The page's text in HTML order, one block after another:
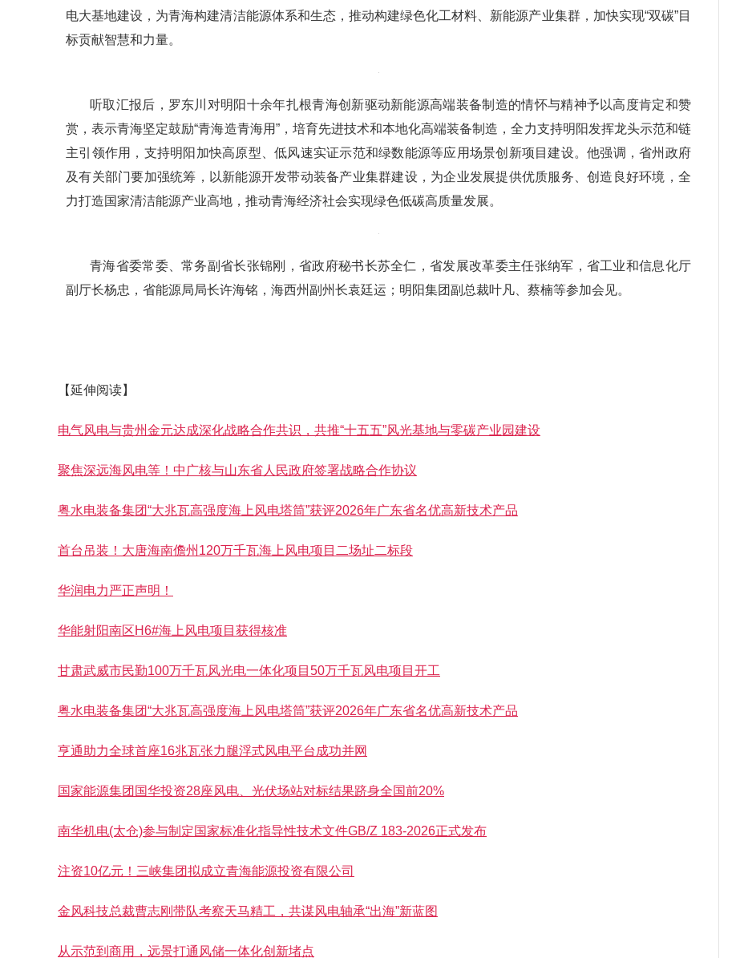
电大基地建设，为青海构建清洁能源体系和生态，推动构建绿色化工材料、新能源产业集群，加快实现“双碳”目
标贡献智慧和力量。
听取汇报后，罗东川对明阳十余年扎根青海创新驱动新能源高端装备制造的情怀与精神予以高度肯定和赞
赏，表示青海坚定鼓励“青海造青海用”，培育先进技术和本地化高端装备制造，全力支持明阳发挥龙头示范和链
主引领作用，支持明阳加快高原型、低风速实证示范和绿数能源等应用场景创新项目建设。他强调，省州政府
及有关部门要加强统筹，以新能源开发带动装备产业集群建设，为企业发展提供优质服务、创造良好环境，全
力打造国家清洁能源产业高地，推动青海经济社会实现绿色低碳高质量发展。
青海省委常委、常务副省长张锦刚，省政府秘书长苏全仁，省发展改革委主任张纳军，省工业和信息化厅
副厅长杨忠，省能源局局长许海铭，海西州副州长袁廷运；明阳集团副总裁叶凡、蔡楠等参加会见。
【延伸阅读】
电气风电与贵州金元达成深化战略合作共识，共推“十五五”风光基地与零碳产业园建设
聚焦深远海风电等！中广核与山东省人民政府签署战略合作协议
粤水电装备集团“大兆瓦高强度海上风电塔筒”获评2026年广东省名优高新技术产品
首台吊装！大唐海南儋州120万千瓦海上风电项目二场址二标段
华润电力严正声明！
华能射阳南区H6#海上风电项目获得核准
甘肃武威市民勤100万千瓦风光电一体化项目50万千瓦风电项目开工
粤水电装备集团“大兆瓦高强度海上风电塔筒”获评2026年广东省名优高新技术产品
亨通助力全球首座16兆瓦张力腿浮式风电平台成功并网
国家能源集团国华投资28座风电、光伏场站对标结果跻身全国前20%
南华机电(太仓)参与制定国家标准化指导性技术文件GB/Z 183-2026正式发布
注资10亿元！三峡集团拟成立青海能源投资有限公司
金风科技总裁曹志刚带队考察天马精工，共谋风电轴承“出海”新蓝图
从示范到商用，远景打通风储一体化创新堵点